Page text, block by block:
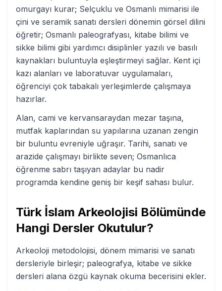
omurgayı kurar; Selçuklu ve Osmanlı mimarisi ile
çini ve seramik sanatı dersleri dönemin görsel dilini
öğretir; Osmanlı paleografyası, kitabe bilimi ve
sikke bilimi gibi yardımcı disiplinler yazılı ve basılı
kaynakları buluntuyla eşleştirmeyi sağlar. Kent içi
kazı alanları ve laboratuvar uygulamaları,
öğrenciyi çok tabakalı yerleşimlerde çalışmaya
hazırlar.
Alan, cami ve kervansaraydan mezar taşına,
mutfak kaplarından su yapılarına uzanan zengin
bir buluntu evreniyle uğraşır. Tarihi, sanatı ve
arazide çalışmayı birlikte seven; Osmanlıca
öğrenme sabrı taşıyan adaylar bu nadir
programda kendine geniş bir keşif sahası bulur.
Türk İslam Arkeolojisi Bölümünde
Hangi Dersler Okutulur?
Arkeoloji metodolojisi, dönem mimarisi ve sanatı
dersleriyle birleşir; paleografya, kitabe ve sikke
dersleri alana özgü kaynak okuma becerisini ekler.